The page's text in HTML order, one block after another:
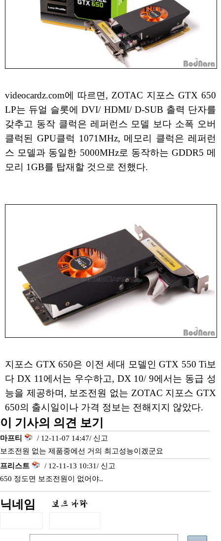
videocardz.com에 따르면, ZOTAC 지포스 GTX 650
LP는 듀얼 슬롯에 DVI/ HDMI/ D-SUB 출력 단자를
갖추고 동작 클럭은 레퍼런스 모델 보다 소폭 오버
클럭된 GPU클럭 1071MHz, 메모리 클럭은 레퍼런
스 모델과 동일한 5000MHz로 동작하는 GDDR5 메
모리 1GB를 탑재할 것으로 전했다.
지포스 GTX 650은 이전 세대 모델인 GTX 550 Ti보
다 DX 11에서는 우수하고, DX 10/ 9에서는 동급 성
능을 제공하며, 보조전원 없는 ZOTAC 지포스 GTX
650의 출시일이나 가격 정보는 전해지지 않았다.
이 기사의 의견 보기
마프티 / 12-11-07 14:47/ 신고
보조전원 없는 제품중에선 거의 최고성능이겠군요
프리스트
/ 12-11-13 10:31/ 신고
650 정도면 보조전원이 없어야..
닉네임